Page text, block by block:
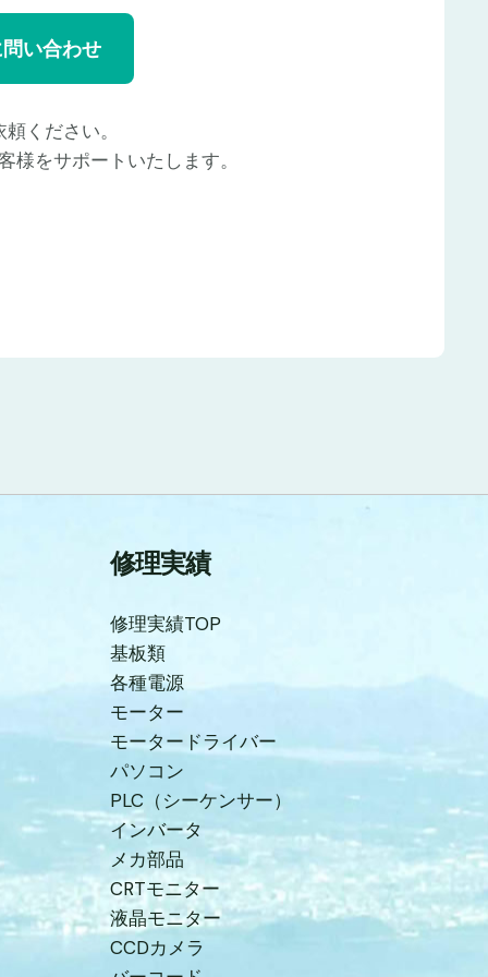
い合わせ
ください。
をサポートいたします。
修理実績
修理実績TOP
基板類
各種電源
モーター
モータードライバー
パソコン
PLC（シーケンサー）
インバータ
メカ部品
CRTモニター
液晶モニター
CCDカメラ